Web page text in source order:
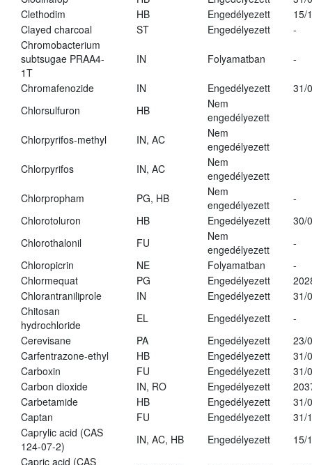
Clethodim
HB Engedélyezett
15/
Clayed charcoal
ST Engedélyezett
-
Chromobacterium
subtsugae PRAA4-
1T
IN Folyamatban -
Chromafenozide IN Engedélyezett
31/
Chlorsulfuron
HB
Nem
engedélyezett
Chlorpyrifos-methyl
IN, AC
Nem
engedélyezett
Chlorpyrifos
IN, AC
Nem
engedélyezett
Chlorpropham
PG, HB
Nem
engedélyezett
-
Chlorotoluron
HB Engedélyezett
30/
Chlorothalonil
FU
Nem
engedélyezett
-
Chloropicrin
NE Folyamatban
-
Chlormequat
PG Engedélyezett
Chlorantraniliprole
IN Engedélyezett
31/
Chitosan
hydrochloride
EL Engedélyezett
-
Cerevisane
PA Engedélyezett
23/
Carfentrazone-ethyl
HB Engedélyezett
31/
Carboxin
FU Engedélyezett
31/
Carbon dioxide
IN, RO Engedélyezett
Carbetamide
HB Engedélyezett
31/
Captan
FU Engedélyezett
31/
Caprylic acid (CAS
124-07-2)
IN, AC, HB Engedélyezett
15/
Capric acid (CAS